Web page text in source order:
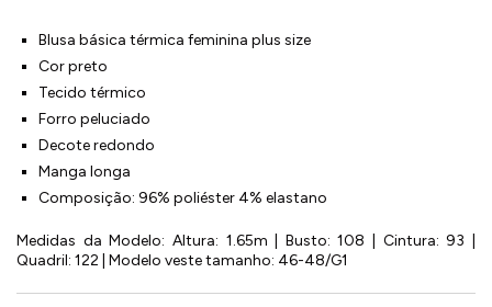
Blusa básica térmica feminina plus size
Cor preto
Tecido térmico
Forro peluciado
Decote redondo
Manga longa
Composição: 96% poliéster 4% elastano
Medidas da Modelo: Altura: 1.65m | Busto: 108 | Cintura: 93 |
Quadril: 122 | Modelo veste tamanho: 46-48/G1